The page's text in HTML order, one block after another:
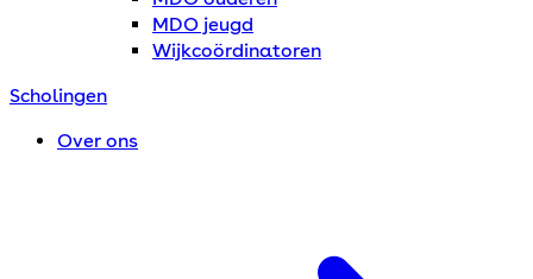
MDO jeugd
Wijkcoördinatoren
Scholingen
Over ons